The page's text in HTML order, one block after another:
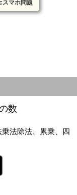
スマホ問題
数
法除法、累乗、四